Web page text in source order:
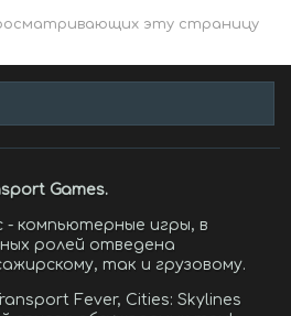
эту страницу
Games.
компьютерные игры, в
ролей отведена
так и грузовому.
Fever, Cities: Skylines